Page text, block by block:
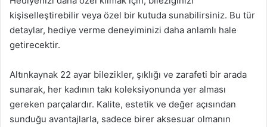
kişiselleştirebilir veya özel bir kutuda sunabilirsiniz. Bu tür
detaylar, hediye verme deneyiminizi daha anlamlı hale
getirecektir.
Altınkaynak 22 ayar bilezikler, şıklığı ve zarafeti bir arada
sunarak, her kadının takı koleksiyonunda yer alması
gereken parçalardır. Kalite, estetik ve değer açısından
sunduğu avantajlarla, sadece birer aksesuar olmanın